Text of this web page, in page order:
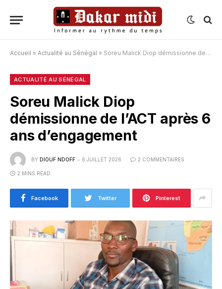
Accueil » Actualité au Sénégal » Soreu Malick Diop démissionne de l’ACT après 6 ans d’engagement
ACTUALITÉ AU SÉNÉGAL
Soreu Malick Diop
démissionne de l’ACT après 6
ans d’engagement
BY DIOUF NDOFF 6 JUILLET 2026 2 COMMENTAIRES
2 MINS READ
Facebook Twitter Pinterest